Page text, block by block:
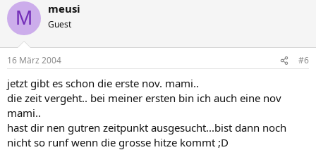
M meusi
Guest
16 März 2004 #6
jetzt gibt es schon die erste nov. mami..
die zeit vergeht.. bei meiner ersten bin ich auch eine nov
mami..
hast dir nen gutren zeitpunkt ausgesucht...bist dann noch
nicht so runf wenn die grosse hitze kommt ;D